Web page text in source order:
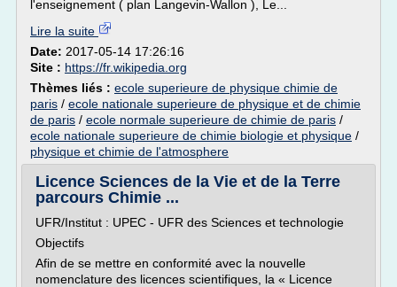
l'enseignement ( plan Langevin-Wallon ), Le...
Lire la suite
Date: 2017-05-14 17:26:16
Site : https://fr.wikipedia.org
Thèmes liés : ecole superieure de physique chimie de
paris / ecole nationale superieure de physique et de chimie
de paris / ecole normale superieure de chimie de paris /
ecole nationale superieure de chimie biologie et physique /
physique et chimie de l'atmosphere
Licence Sciences de la Vie et de la Terre
parcours Chimie ...
UFR/Institut : UPEC - UFR des Sciences et technologie
Objectifs
Afin de se mettre en conformité avec la nouvelle
nomenclature des licences scientifiques, la « Licence